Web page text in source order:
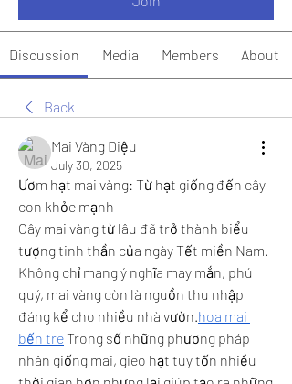
Discussion Media Members About
Back
Mai Vàng Diệu
July 30, 2025
Ươm hạt mai vàng: Từ hạt giống đến cây
con khỏe mạnh
Cây mai vàng từ lâu đã trở thành biểu
tượng tinh thần của ngày Tết miền Nam.
Không chỉ mang ý nghĩa may mắn, phú
quý, mai vàng còn là nguồn thu nhập
đáng kể cho nhiều nhà vườn.hoa mai
bến tre Trong số những phương pháp
nhân giống mai, gieo hạt tuy tốn nhiều